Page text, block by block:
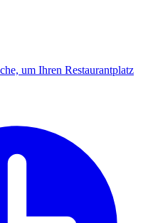
um Ihren Restaurantplatz